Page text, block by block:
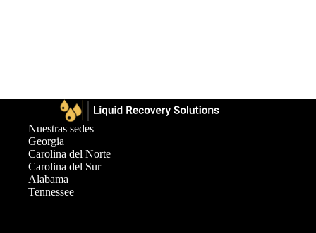
Nuestras sedes
Georgia
Carolina del Norte
Carolina del Sur
Alabama
Tennessee